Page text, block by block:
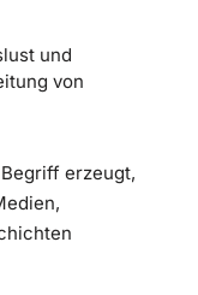
und
von
erzeugt,